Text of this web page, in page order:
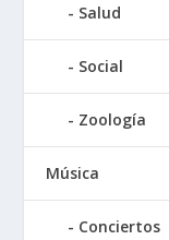
Salud
Social
Zoología
Música
Conciertos